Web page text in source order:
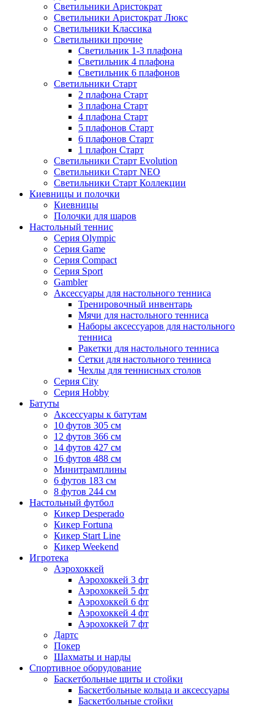
Светильники Аристократ
Светильники Аристократ Люкс
Светильники Классика
Светильники прочие
Светильник 1-3 плафона
Светильник 4 плафона
Светильник 6 плафонов
Светильники Старт
2 плафона Старт
3 плафона Старт
4 плафона Старт
5 плафонов Старт
6 плафонов Старт
1 плафон Старт
Светильники Старт Evolution
Светильники Старт NEO
Светильники Старт Коллекции
Киевницы и полочки
Киевницы
Полочки для шаров
Настольный теннис
Серия Olympic
Серия Game
Серия Compact
Серия Sport
Gambler
Аксессуары для настольного тенниса
Тренировочный инвентарь
Мячи для настольного тенниса
Наборы аксессуаров для настольного
тенниса
Ракетки для настольного тенниса
Сетки для настольного тенниса
Чехлы для теннисных столов
Серия City
Серия Hobby
Батуты
Аксессуары к батутам
10 футов 305 см
12 футов 366 см
14 футов 427 см
16 футов 488 см
Минитрамплины
6 футов 183 см
8 футов 244 см
Настольный футбол
Кикер Desperado
Кикер Fortuna
Кикер Start Line
Кикер Weekend
Игротека
Аэрохоккей
Аэрохоккей 3 фт
Аэрохоккей 5 фт
Аэрохоккей 6 фт
Аэрохоккей 4 фт
Аэрохоккей 7 фт
Дартс
Покер
Шахматы и нарды
Спортивное оборудование
Баскетбольные щиты и стойки
Баскетбольные кольца и аксессуары
Баскетбольные стойки